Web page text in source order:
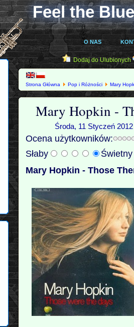
Feel the
O NAS
Dodaj do Ulubionych
Strona Główna Pop i Różności Mary
Mary Hopkin -
Środa, 11 Styczeń
Ocena użytkowników:
Słaby
Mary Hopkin - Those